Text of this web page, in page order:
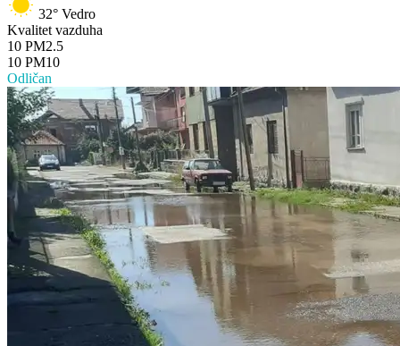
32° Vedro
Kvalitet vazduha
10 PM2.5
10 PM10
Odličan